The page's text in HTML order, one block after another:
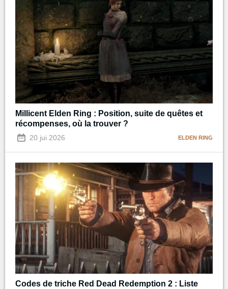
Millicent Elden Ring : Position, suite de quêtes et
récompenses, où la trouver ?
20 jui 2026 ELDEN RING
Codes de triche Red Dead Redemption 2 : Liste